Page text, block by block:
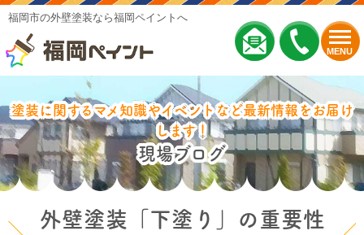
MENU
福岡市の外壁塗装なら福岡ペイントへ
塗装に関するマメ知識やイベントなど最新情報をお届け
します！
現場ブログ
外壁塗装「下塗り」の重要性